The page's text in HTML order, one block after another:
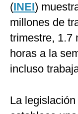
(INEI)
millones de
trimestre, 1.7
horas a la
incluso
La